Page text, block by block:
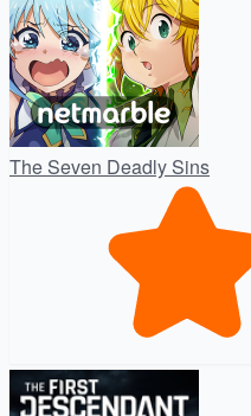
The Seven Deadly Sins